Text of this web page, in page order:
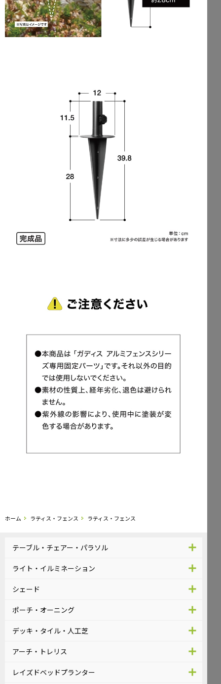
ホーム ラティス・フェンス ラティス・フェンス
テーブル・チェアー・パラソル
ライト・イルミネーション
シェード
ポーチ・オーニング
デッキ・タイル・人工芝
アーチ・トレリス
レイズドベッドプランター